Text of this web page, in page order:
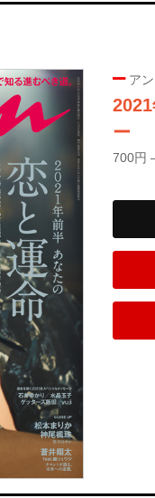
アン
ー
700円